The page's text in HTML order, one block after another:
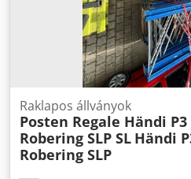
Raklapos állványok
Posten Regale Händi P3
Robering SLP SL Händi
Robering SLP